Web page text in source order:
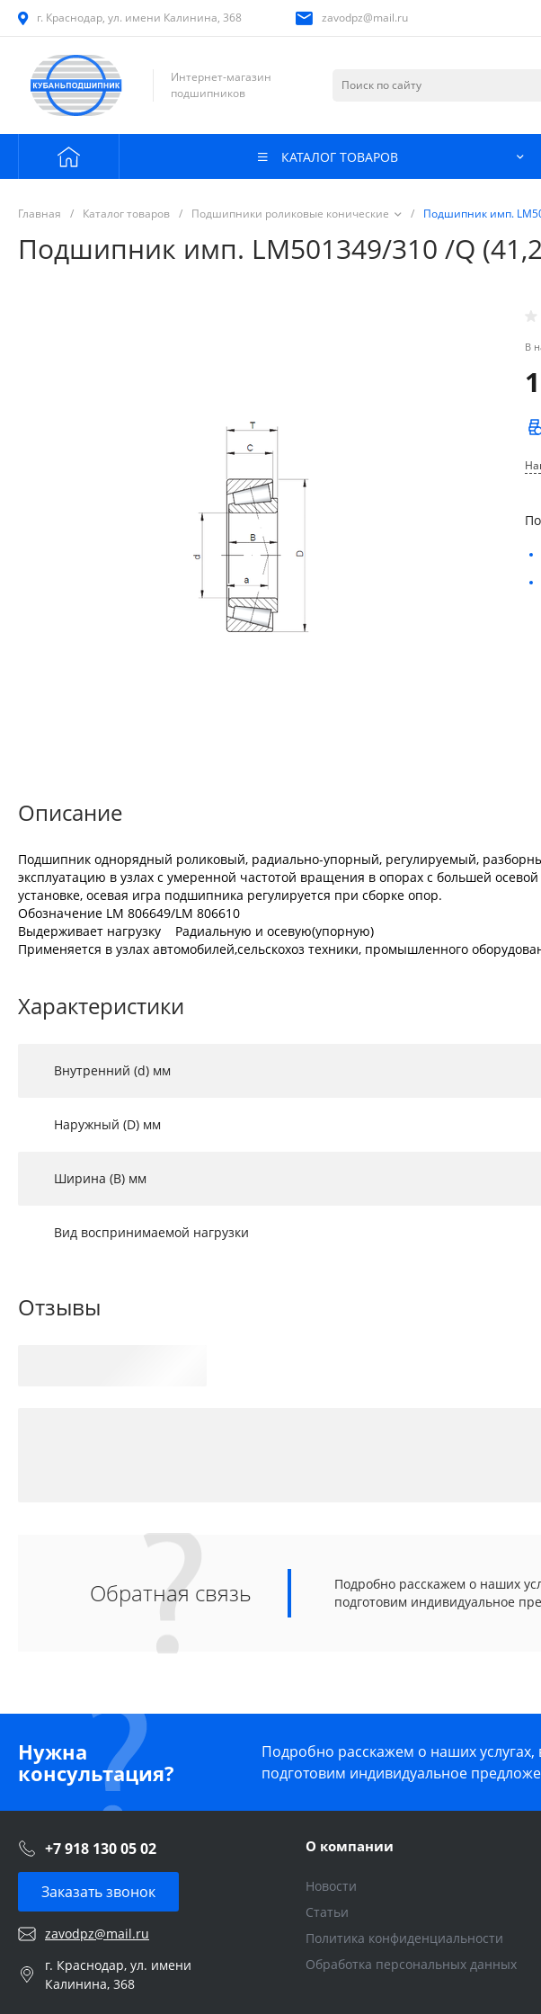
г. Краснодар, ул. имени Калинина, 368 zavodpz@mail.ru
Интернет-магазин
подшипников
КАТАЛОГ ТОВАРОВ
Главная / Каталог товаров / Подшипники роликовые конические / Подшипник имп.
Подшипник имп. LM501349/310 /Q
В
Описание
Подшипник однорядный роликовый, радиально-упорный, регулируемый,
эксплуатацию в узлах с умеренной частотой вращения в опорах с большей
установке, осевая игра подшипника регулируется при сборке опор.
Обозначение LM 806649/LM 806610
Выдерживает нагрузку Радиальную и осевую(упорную)
Применяется в узлах автомобилей,сельскохоз техники, промышленного
Характеристики
Внутренний (d) мм
Наружный (D) мм
Ширина (B) мм
Вид воспринимаемой нагрузки
Отзывы
Обратная связь
Подробно расскажем о наших
подготовим индивидуальное
Нужна
консультация?
Подробно расскажем о наших услугах,
подготовим индивидуальное
+7 918 130 05 02
Заказать звонок
zavodpz@mail.ru
г. Краснодар, ул. имени
Калинина, 368
О компании
Новости
Статьи
Политика конфиденциальности
Обработка персональных данных